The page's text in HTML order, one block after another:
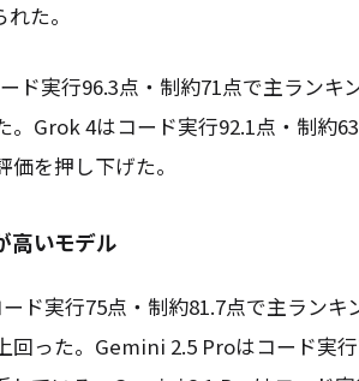
た。
ド実行96.3点・制約71点で主ランキ
。Grok 4はコード実行92.1点・制約
を押し下げた。
高いモデル
ド実行75点・制約81.7点で主ランキ
回った。Gemini 2.5 Proはコード実